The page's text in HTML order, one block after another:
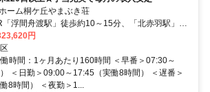
ーム桐ケ丘やまぶき荘
浮間舟渡駅」徒歩約10～15分、「北赤羽駅」も
勤OK（バイクNG）
円
時間：1ヶ月あたり160時間 ＜早番＞07:30～
＜日勤＞09:00～17:45（実働8時間） ＜遅番＞
8時間） ＜夜勤＞1...